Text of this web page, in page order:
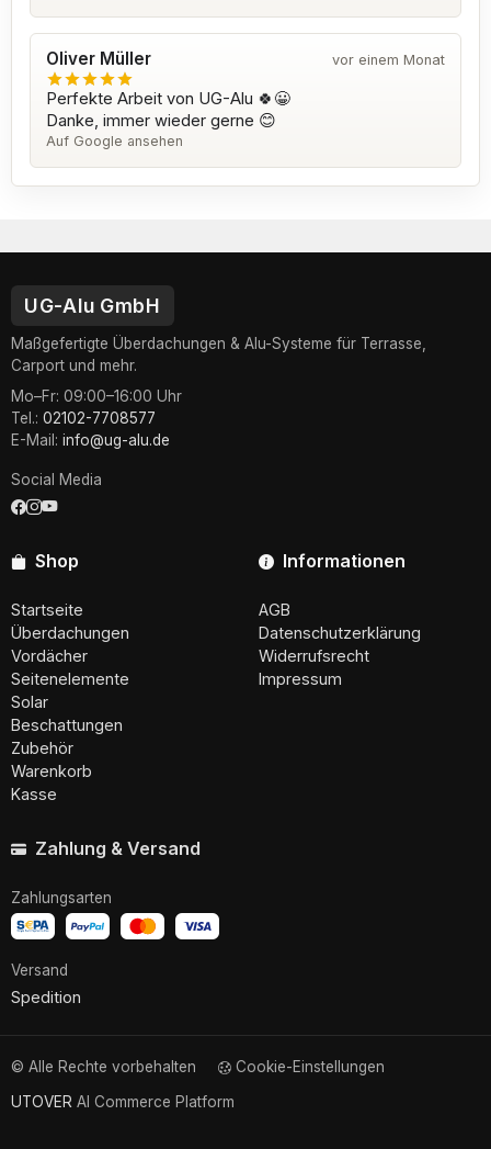
Oliver Müller vor einem Monat
Perfekte Arbeit von UG-Alu 🍀😀
Danke, immer wieder gerne 😊
Auf Google ansehen
UG-Alu GmbH
Maßgefertigte Überdachungen & Alu-Systeme für Terrasse,
Carport und mehr.
Mo–Fr: 09:00–16:00 Uhr
Tel.: 02102-7708577
E-Mail: info@ug-alu.de
Social Media
Shop
Startseite
Überdachungen
Vordächer
Seitenelemente
Solar
Beschattungen
Zubehör
Warenkorb
Kasse
Informationen
AGB
Datenschutzerklärung
Widerrufsrecht
Impressum
Zahlung & Versand
Zahlungsarten
Versand
Spedition
© Alle Rechte vorbehalten
Cookie-Einstellungen
UTOVER AI Commerce Platform